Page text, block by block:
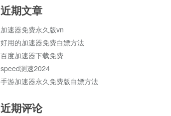
近期文章
加速器免费永久版vn
好用的加速器免费白嫖方法
百度加速器下载免费
speed测速2024
手游加速器永久免费版白嫖方法
近期评论